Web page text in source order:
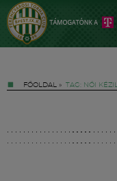
FŐOLDAL » TAG: NŐI